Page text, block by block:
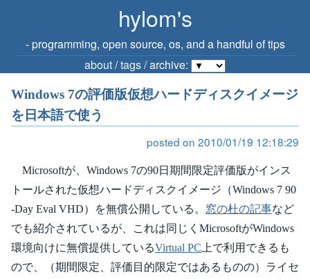
hylom's
‐ programming, open source, os, and a handful of tips
about/tags/ archive:
Windows 7の評価版仮想ハードディスクイメージ
を日本語で使う
posted on 2010/01/19 12:18:29
Microsoftが、Windows 7の90日期間限定評価版がインス
トールされた仮想ハードディスクイメージ（Windows 7 90
-Day Eval VHD）を無償公開している。 窓の杜の記事など
でも紹介されているが、これは同じくMicrosoftがWindows
環境向けに無償提供しているVirtual PC 上で利用できるも
ので、（期間限定、評価目的限定ではあるものの）ライセ